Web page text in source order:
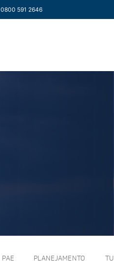
0800 591 2646
PAE PLANEJAMENTO